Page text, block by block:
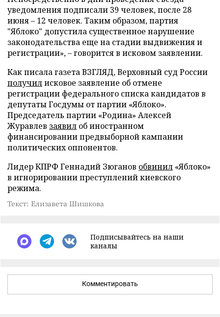
уведомления подписали 39 человек, после 28
июня – 12 человек. Таким образом, партия
"Яблоко" допустила существенное нарушение
законодательства еще на стадии выдвижения и
регистрации», – говорится в исковом заявлении.
Как писала газета ВЗГЛЯД, Верховный суд России
получилисковое заявление об отмене
регистрации федерального списка кандидатов в
депутаты Госдумы от партии «Яблоко».
Председатель партии «Родина» Алексей
Журавлев заявил об иностранном
финансировании предвыборной кампании
политических оппонентов.
Лидер КПРФ Геннадий Зюганов обвинил «Яблоко»
в игнорировании преступлений киевского
режима.
Текст: Елизавета Шишкова
Подписывайтесь на наши
каналы
Комментировать